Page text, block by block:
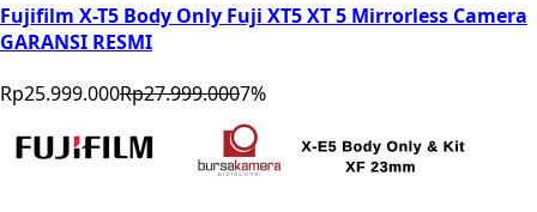
Fujifilm X-T5 Body Only Fuji XT5 XT 5 Mirrorless Camera
GARANSI RESMI
Rp25.999.000Rp27.999.0007%